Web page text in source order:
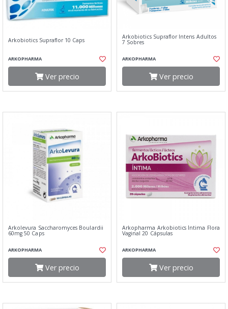
Arkobiotics Supraflor 10 Caps
ARKOPHARMA
Ver precio
Arkobiotics Supraflor Intens Adultos
7 Sobres
ARKOPHARMA
Ver precio
Arkolevura Saccharomyces Boulardii
60mg 50 Caps
ARKOPHARMA
Ver precio
Arkopharma Arkobiotics Íntima Flora
Vaginal 20 Cápsulas
ARKOPHARMA
Ver precio